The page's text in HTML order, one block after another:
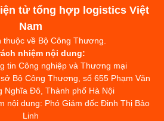
tử tổng hợp logistics Việt
Nam
thuộc về Bộ Công Thương.
nhiệm nội dung:
tin Công nghiệp và Thương mại
Bộ Công Thương, số 655 Phạm Văn
Nghĩa Đô, Thành phố Hà Nội
nội dung: Phó Giám đốc Đinh Thị Bảo
Linh